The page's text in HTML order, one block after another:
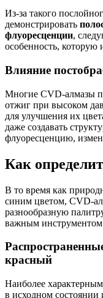
Из-за такого
демонстрировать
флуоресценции,
особенность, которую
Влияние
Многие CVD-алмазы
отжиг при высоком
для улучшения их
даже создавать
флуоресценцию,
Как
В то время как
синим цветом, CVD-
разнообразную
важным
красный
Наиболее
в исходном состоянии